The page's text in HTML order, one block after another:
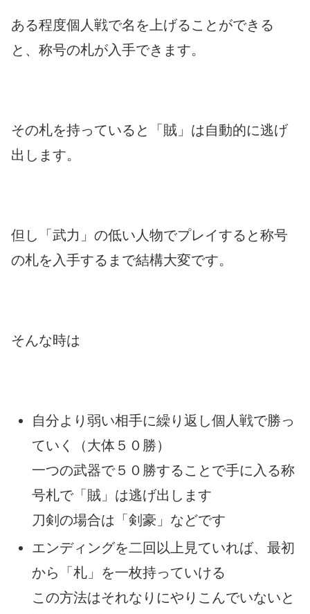
ある程度個人戦で名を上げることができる
と、称号の札が入手できます。
その札を持っていると「賊」は自動的に逃げ
出します。
但し「武力」の低い人物でプレイすると称号
の札を入手するまで結構大変です。
そんな時は
自分より弱い相手に繰り返し個人戦で勝っ
ていく（大体５０勝）
一つの武器で５０勝することで手に入る称
号札で「賊」は逃げ出します
刀剣の場合は「剣豪」などです
エンディングを二回以上見ていれば、最初
から「札」を一枚持っていける
この方法はそれなりにやりこんでいないと